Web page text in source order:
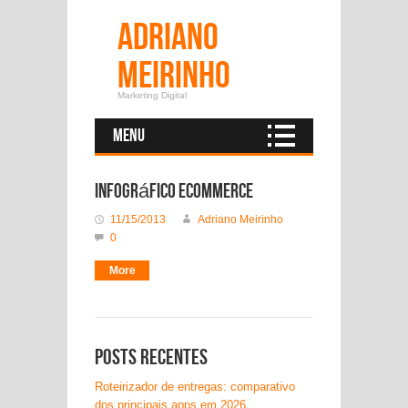
Adriano
Meirinho
Marketing Digital
Menu
Infográfico Ecommerce
11/15/2013
Adriano Meirinho
0
More
Posts recentes
Roteirizador de entregas: comparativo
dos principais apps em 2026